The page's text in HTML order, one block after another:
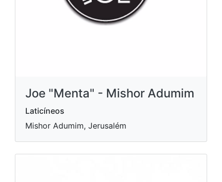
Joe "Menta" - Mishor Adumim
Laticíneos
Mishor Adumim, Jerusalém